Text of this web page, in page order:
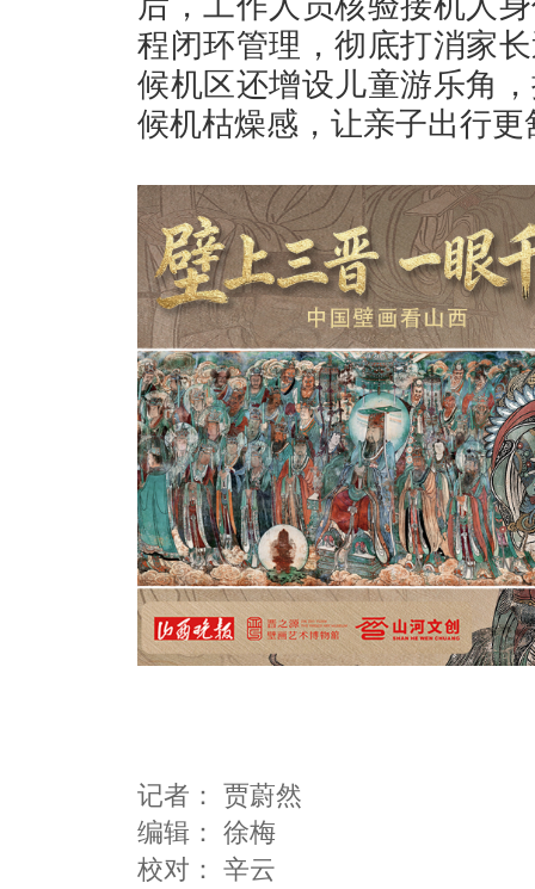
程闭环管理，彻底打消家
候机区还增设儿童游乐角
候机枯燥感，让亲子出行更
记者： 贾蔚然
编辑： 徐梅